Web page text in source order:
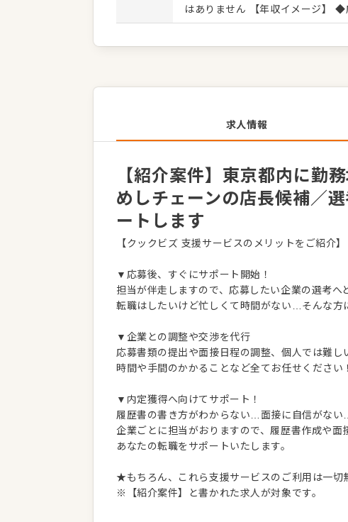
はありません 【年収イメージ】 ◆店舗主任（入社1年目）／年収405万円～ ◆店長就任後／年
収480万円～589万円（賞与 年2回、役職手当を含む） 【
求人情報
【紹介案件】東京都内に勤
めしチェーンの店長候補／
ートします
【クックビズ 支援サービスのメリットをご紹介】
▼応募後、すぐにサポート開始！
担当が伴走しますので、応募したい企業の選考へ
転職はしたいけど忙しくて時間がない…そんな方
▼企業との調整や交渉を代行
応募書類の提出や面接日程の調整、個人では難し
時間や手間のかかることなど全てお任せください！
▼内定獲得へ向けてサポート！
履歴書の書き方がわからない…面接に自信がない
企業ごとに担当がおりますので、履歴書作成や面
あなたの転職をサポートいたします。
★もちろん、これら支援サービスのご利用は一切
※【紹介案件】と書かれた求人が対象です。